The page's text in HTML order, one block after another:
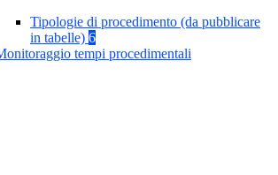
Tipologie di procedimento (da pubblicare
in tabelle) 6
tempi procedimentali